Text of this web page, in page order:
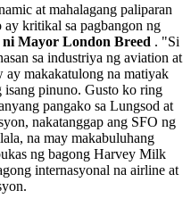
at mahalagang paliparan
ay kritikal sa pagbangon ng
ni Mayor London Breed . "Si
sa industriya ng aviation at
ay makakatulong na matiyak
isang pinuno. Gusto ko ring
pangako sa Lungsod at
nakatanggap ang SFO ng
na may makabuluhang
ng bagong Harvey Milk
internasyonal na airline at